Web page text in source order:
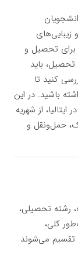
زیبایی‌های
برای تحصیل و
باید
کنید تا
باشید. در این
از شهریه
حمل‌ونقل و
رشته تحصیلی،
کلی،
تقسیم می‌شوند